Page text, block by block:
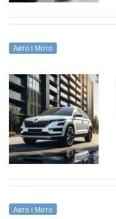
Авто і Мото
Авто і Мото